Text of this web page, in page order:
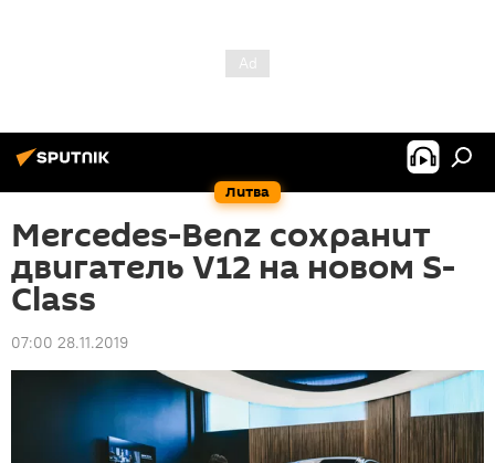
Литва
Mercedes-Benz сохранит
двигатель V12 на новом S-
Class
07:00 28.11.2019